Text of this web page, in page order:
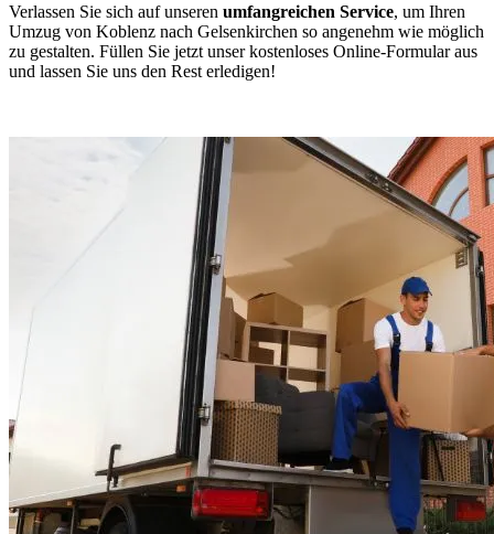
Verlassen Sie sich auf unseren umfangreichen Service, um Ihren
Umzug von Koblenz nach Gelsenkirchen so angenehm wie möglich
zu gestalten. Füllen Sie jetzt unser kostenloses Online-Formular aus
und lassen Sie uns den Rest erledigen!